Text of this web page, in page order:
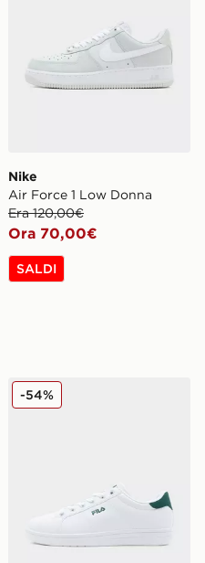
Nike
Air Force 1 Low Donna
Era 120,00€
Ora 70,00€
SALDI
Fila Camalfi V2 Donna
-54%